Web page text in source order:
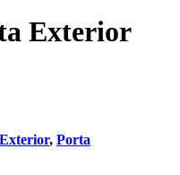
Exterior
Exterior, Porta